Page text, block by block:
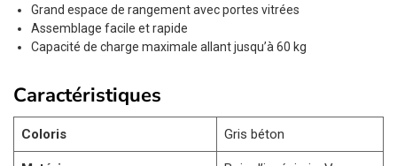
Grand espace de rangement avec portes vitrées
Assemblage facile et rapide
Capacité de charge maximale allant jusqu’à 60 kg
Caractéristiques
Coloris Gris béton